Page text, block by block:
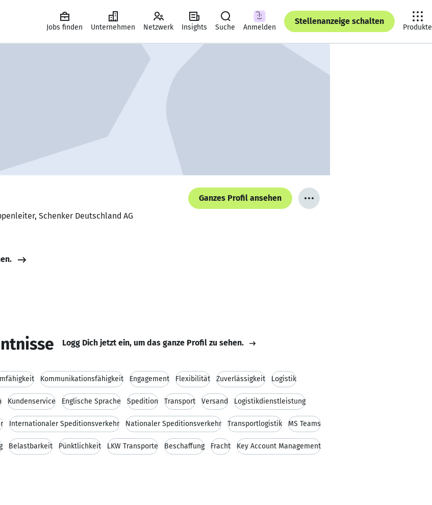
Jobs finden Unternehmen Netzwerk Insights Suche Anmelden
Stellenanzeige schalten
Produkte
Ganzes Profil ansehen
Schenker Deutschland AG
Logg Dich jetzt ein, um das ganze Profil zu sehen.
Kommunikationsfähigkeit Engagement Flexibilität Zuverlässigkeit Logistik
Kundenservice Englische Sprache Spedition Transport Versand Logistikdienstleistung
Internationaler Speditionsverkehr Nationaler Speditionsverkehr Transportlogistik MS Teams
Belastbarkeit Pünktlichkeit LKW Transporte Beschaffung Fracht Key Account Management